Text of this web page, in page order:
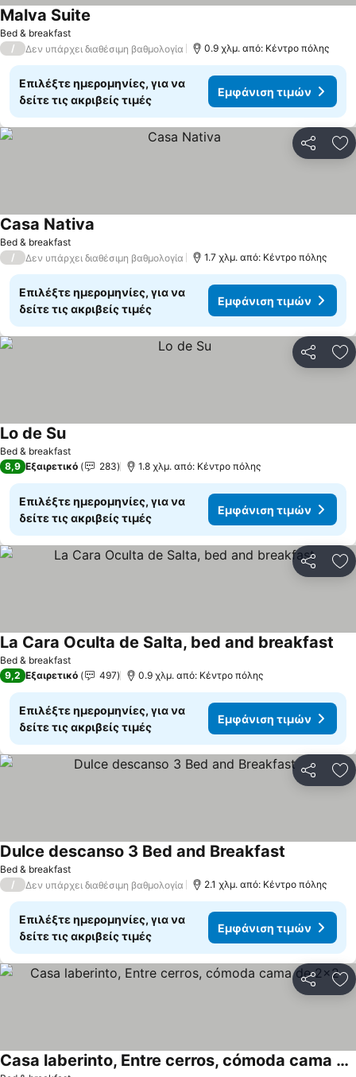
Bed & breakfast
Malva Suite
/ Δεν υπάρχει διαθέσιμη βαθμολογία 0.9 χλμ. από: Κέντρο πόλης
Επιλέξτε ημερομηνίες, για να
δείτε τις ακριβείς τιμές
Εμφάνιση τιμών
Bed & breakfast
Casa Nativa
/ Δεν υπάρχει διαθέσιμη βαθμολογία 1.7 χλμ. από: Κέντρο πόλης
Επιλέξτε ημερομηνίες, για να
δείτε τις ακριβείς τιμές
Εμφάνιση τιμών
Bed & breakfast
Lo de Su
8,9 Εξαιρετικό 283 1.8 χλμ. από: Κέντρο πόλης
Επιλέξτε ημερομηνίες, για να
δείτε τις ακριβείς τιμές
Εμφάνιση τιμών
Bed & breakfast
La Cara Oculta de Salta, bed and breakfast
9,2 Εξαιρετικό 497 0.9 χλμ. από: Κέντρο πόλης
Επιλέξτε ημερομηνίες, για να
δείτε τις ακριβείς τιμές
Εμφάνιση τιμών
Bed & breakfast
Dulce descanso 3 Bed and Breakfast
/ Δεν υπάρχει διαθέσιμη βαθμολογία 2.1 χλμ. από: Κέντρο πόλης
Επιλέξτε ημερομηνίες, για να
δείτε τις ακριβείς τιμές
Εμφάνιση τιμών
Casa laberinto, Entre cerros, cómoda cama de 2x2